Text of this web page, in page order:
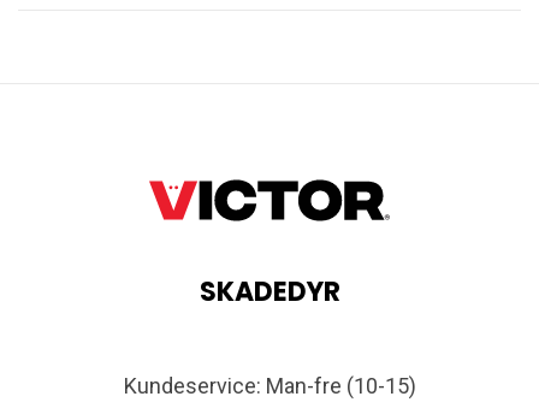
SKADEDYR
Kundeservice: Man-fre (10-15)